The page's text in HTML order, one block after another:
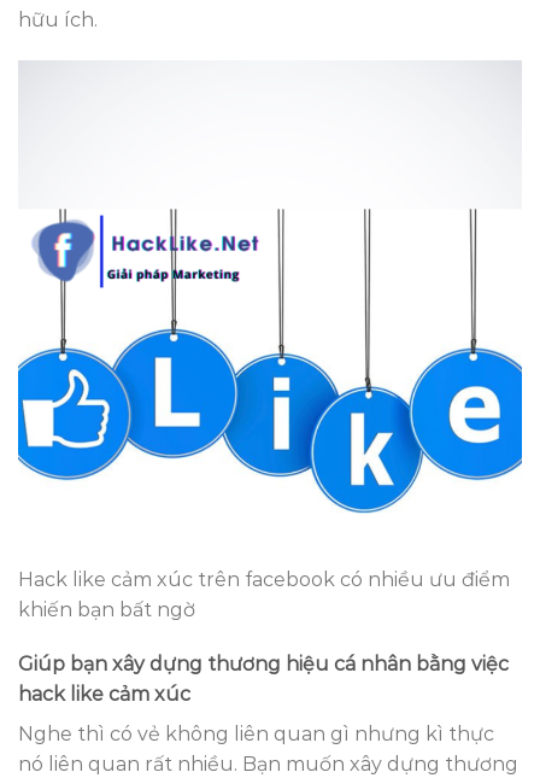
hữu ích.
Hack like cảm xúc trên facebook có nhiều ưu điểm
khiến bạn bất ngờ
Giúp bạn xây dựng thương hiệu cá nhân bằng việc
hack like cảm xúc
Nghe thì có vẻ không liên quan gì nhưng kì thực
nó liên quan rất nhiều. Bạn muốn xây dựng thương